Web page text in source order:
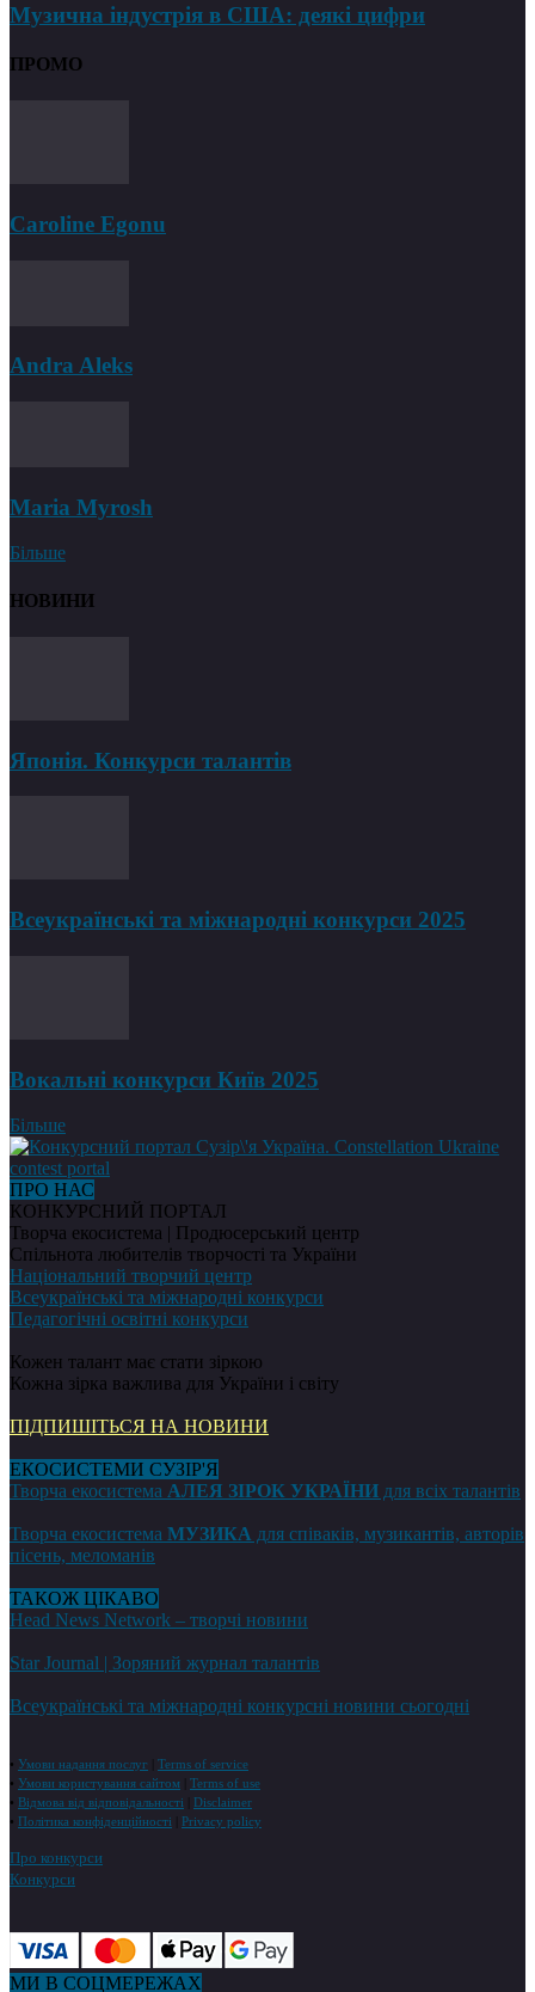
Музична індустрія в США: деякі цифри
ПРОМО
Caroline Egonu
Andra Aleks
Maria Myrosh
Більше
НОВИНИ
Японія. Конкурси талантів
Всеукраїнські та міжнародні конкурси 2025
Вокальні конкурси Київ 2025
Більше
ПРО НАС
КОНКУРСНИЙ ПОРТАЛ
Творча екосистема | Продюсерський центр
Спільнота любителів творчості та України
Національний творчий центр
Всеукраїнські та міжнародні конкурси
Педагогічні освітні конкурси
Кожен талант має стати зіркою
Кожна зірка важлива для України і світу
ПІДПИШІТЬСЯ НА НОВИНИ
ЕКОСИСТЕМИ СУЗІР'Я
Творча екосистема АЛЕЯ ЗІРОК УКРАЇНИ для всіх талантів
Творча екосистема МУЗИКА для співаків, музикантів, авторів
пісень, меломанів
ТАКОЖ ЦІКАВО
Head News Network – творчі новини
Star Journal | Зоряний журнал талантів
Всеукраїнські та міжнародні конкурсні новини сьогодні
• Умови надання послуг
Terms of service
• Умови користування сайтом
Terms of use
• Відмова від відповідальності
Disclaimer
• Політика конфіденційності Privacy policy
Про конкурси
Конкурси
МИ В СОЦМЕРЕЖАХ